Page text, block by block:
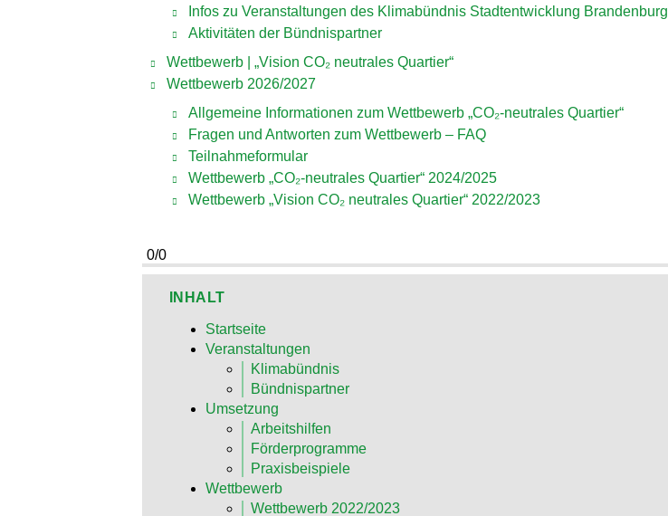
Infos zu Veranstaltungen des Klimabündnis Stadtentwicklung Brandenburg
Aktivitäten der Bündnispartner
Wettbewerb | „Vision CO₂ neutrales Quartier“
Wettbewerb 2026/2027
Allgemeine Informationen zum Wettbewerb „CO₂-neutrales Quartier“
Fragen und Antworten zum Wettbewerb – FAQ
Teilnahmeformular
Wettbewerb „CO₂-neutrales Quartier“ 2024/2025
Wettbewerb „Vision CO₂ neutrales Quartier“ 2022/2023
0/0
INHALT
Startseite
Veranstaltungen
Klimabündnis
Bündnispartner
Umsetzung
Arbeitshilfen
Förderprogramme
Praxisbeispiele
Wettbewerb
Wettbewerb 2022/2023